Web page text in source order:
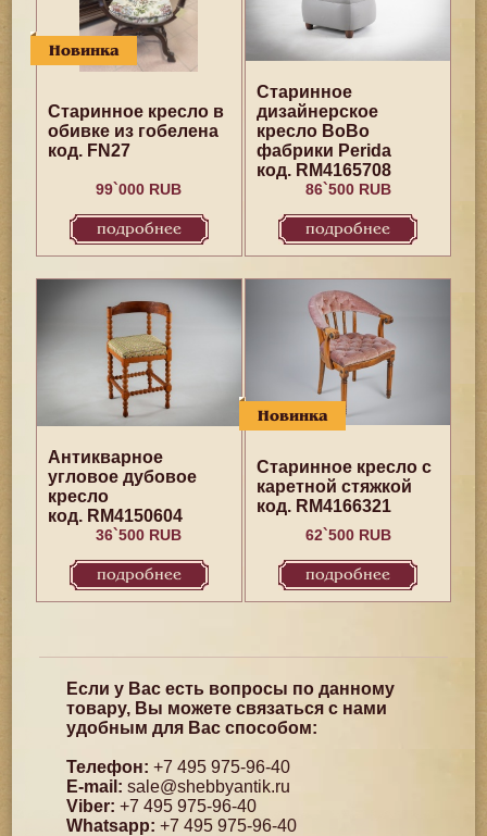
Новинка
Старинное кресло в
обивке из гобелена
код. FN27
99`000 RUB
подробнее
Старинное
дизайнерское
кресло BoBo
фабрики Perida
код. RM4165708
86`500 RUB
подробнее
Антикварное
угловое дубовое
кресло
код. RM4150604
36`500 RUB
подробнее
Новинка
Старинное кресло с
каретной стяжкой
код. RM4166321
62`500 RUB
подробнее
Если у Вас есть вопросы по данному
товару, Вы можете связаться с нами
удобным для Вас способом:
Телефон: +7 495 975-96-40
E-mail: sale@shebbyantik.ru
Viber: +7 495 975-96-40
Whatsapp: +7 495 975-96-40